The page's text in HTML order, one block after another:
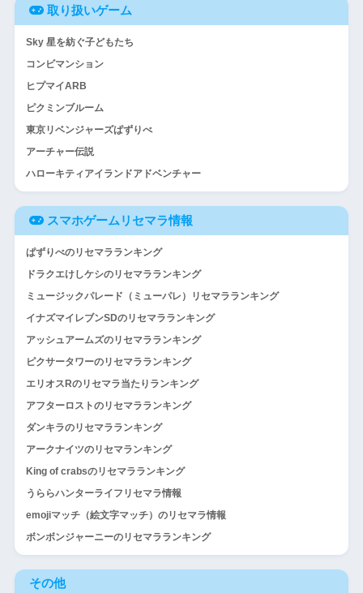
取り扱いゲーム
Sky 星を紡ぐ子どもたち
コンビマンション
ヒプマイARB
ピクミンブルーム
東京リベンジャーズぱずりべ
アーチャー伝説
ハローキティアイランドアドベンチャー
スマホゲームリセマラ情報
ぱずりべのリセマラランキング
ドラクエけしケシのリセマラランキング
ミュージックパレード（ミューパレ）リセマラランキング
イナズマイレブンSDのリセマラランキング
アッシュアームズのリセマラランキング
ピクサータワーのリセマラランキング
エリオスRのリセマラ当たりランキング
アフターロストのリセマラランキング
ダンキラのリセマラランキング
アークナイツのリセマランキング
King of crabsのリセマラランキング
うららハンターライフリセマラ情報
emojiマッチ（絵文字マッチ）のリセマラ情報
ボンボンジャーニーのリセマラランキング
その他